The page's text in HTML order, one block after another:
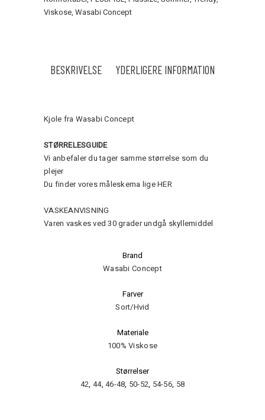
Viskose, Wasabi Concept
BESKRIVELSE YDERLIGERE INFORMATION
Kjole fra Wasabi Concept
STØRRELESGUIDE
Vi anbefaler du tager samme størrelse som du
plejer
Du finder vores måleskema ligeHER
VASKEANVISNING
Varen vaskes ved 30 grader undgå skyllemiddel
Brand
Wasabi Concept
Farver
Sort/Hvid
Materiale
100% Viskose
Størrelser
42, 44,46-48, 50-52, 54-56, 58